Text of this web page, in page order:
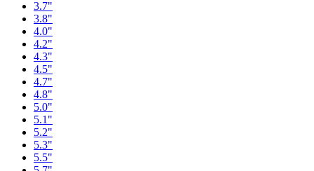
3.7"
3.8"
4.0"
4.2"
4.3"
4.5"
4.7"
4.8"
5.0"
5.1"
5.2"
5.3"
5.5"